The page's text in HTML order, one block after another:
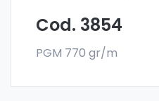
Cod. 3854
PGM 770 gr/m